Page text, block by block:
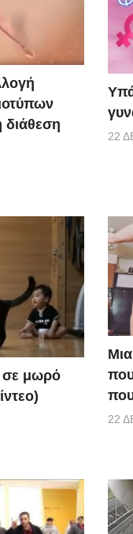
διάθεση
22
σε μωρό
22